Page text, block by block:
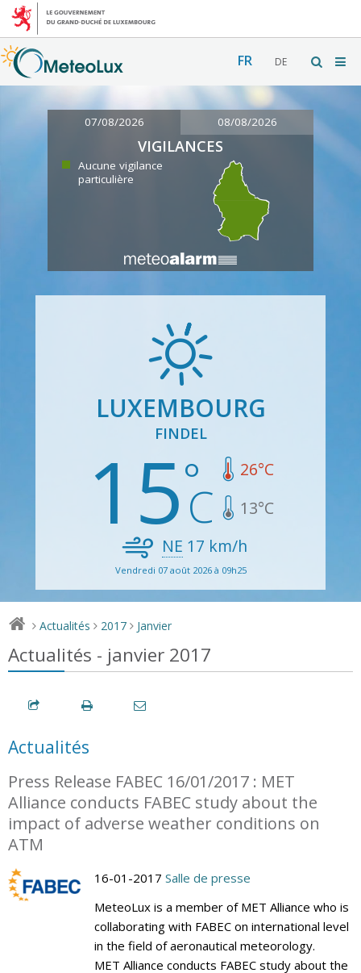
FR DE
07/08/2026 08/08/2026
VIGILANCES
Aucune vigilance
particulière
LUXEMBOURG
FINDEL
15 26°C
13°C
NE 17 km/h
Vendredi 07 août 2026 à 09h25
> Actualités > 2017 > Janvier
Actualités - janvier 2017
Actualités
Press Release FABEC 16/01/2017 : MET
Alliance conducts FABEC study about the
impact of adverse weather conditions on
ATM
16-01-2017 Salle de presse
MeteoLux is a member of MET Alliance who is
collaborating with FABEC on international level
in the field of aeronautical meteorology.
MET Alliance conducts FABEC study about the